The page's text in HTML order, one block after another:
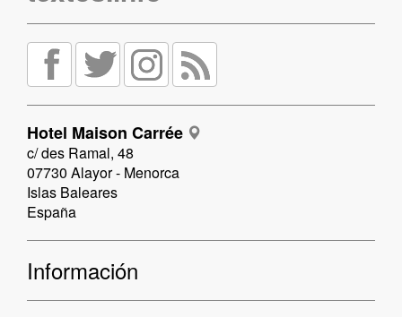
Hotel Maison Carrée
c/ des Ramal, 48
07730 Alayor - Menorca
Islas Baleares
España
Información